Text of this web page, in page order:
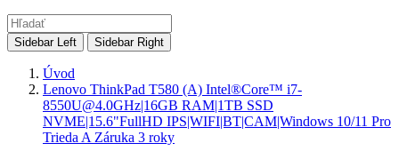
Sidebar Left Sidebar Right
Úvod
Lenovo ThinkPad T580 (A) Intel®Core™ i7-
8550U@4.0GHz|16GB RAM|1TB SSD
NVME|15.6"FullHD IPS|WIFI|BT|CAM|Windows 10/11 Pro
Trieda A Záruka 3 roky